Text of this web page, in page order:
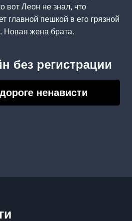
вот Леон не знал, что
главной пешкой в его грязной
Новая жена брата.
без регистрации
ненависти